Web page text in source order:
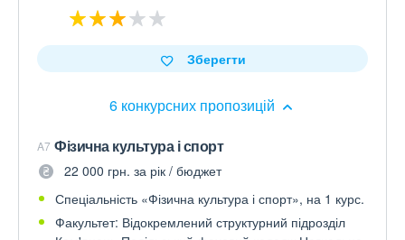
6 конкурсних пропозицій
Зберегти
A7 Фізична культура і спорт
22 000 грн. за рік / бюджет
Спеціальність «Фізична культура і спорт», на 1 курс.
Факультет: Відокремлений структурний підрозділ